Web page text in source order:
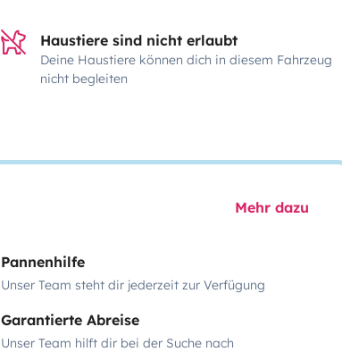
Haustiere sind nicht erlaubt
Deine Haustiere können dich in diesem Fahrzeug
nicht begleiten
Mehr dazu
Pannenhilfe
Unser Team steht dir jederzeit zur Verfügung
Garantierte Abreise
Unser Team hilft dir bei der Suche nach